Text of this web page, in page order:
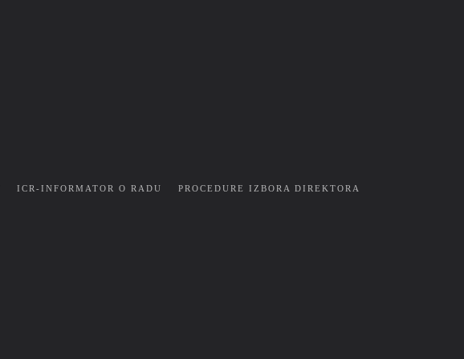
ICR-INFORMATOR O RADU PROCEDURE IZBORA DIREKTORA